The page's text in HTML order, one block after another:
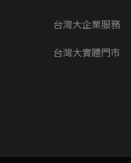
台灣大企業服務
台灣大實體門市